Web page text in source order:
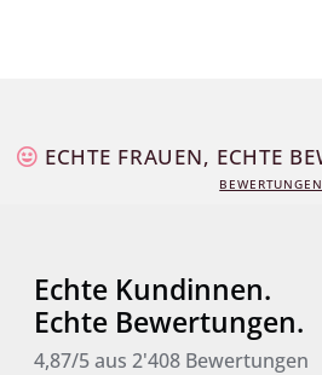
ECHTE FRAUEN, ECHTE
BEWERTUNGEN
Echte Kundinnen.
Echte Bewertungen.
4,87/5aus 2'408 Bewertungen